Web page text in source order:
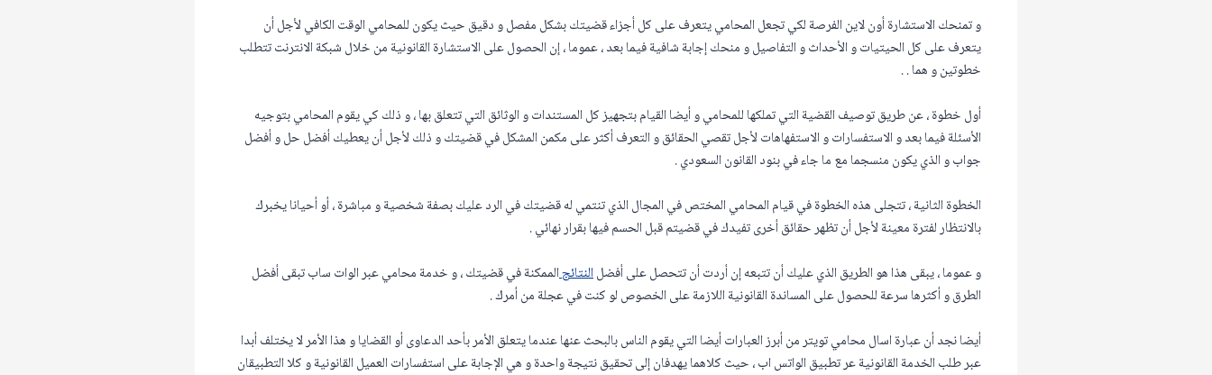
و تمنحك الاستشارة أون لاين الفرصة لكي تجعل المحامي يتعرف على كل أجزاء قضيتك بشكل مفصل و دقيق حيث يكون للمحامي الوقت الكافي لأجل أن
يتعرف على كل الحيتيات و الأحداث و التفاصيل و منحك إجابة شافية فيما بعد ، عموما ، إن الحصول على الاستشارة القانونية من خلال شبكة الانترنت تتطلب
خطوتين و هما . .
أول خطوة ، عن طريق توصيف القضية التي تملكها للمحامي و أيضا القيام بتجهيز كل المستندات و الوثائق التي تتعلق بها ، و ذلك كي يقوم المحامي بتوجيه
الأسئلة فيما بعد و الاستفسارات و الاستفهاهات لأجل تقصي الحقائق و التعرف أكثر على مكمن المشكل في قضيتك و ذلك لأجل أن يعطيك أفضل حل و أفضل
جواب و الذي يكون منسجما مع ما جاء في بنود القانون السعودي .
الخطوة الثانية ، تتجلى هذه الخطوة في قيام المحامي المختص في المجال الذي تنتمي له قضيتك في الرد عليك بصفة شخصية و مباشرة ، أو أحيانا يخبرك
بالانتظار لفترة معينة لأجل أن تظهر حقائق أخرى تفيدك في قضيتم قبل الحسم فيها بقرار نهائي .
و عموما ، يبقى هذا هو الطريق الذي عليك أن تتبعه إن أردت أن تتحصل على أفضلالنتائجالممكنة في قضيتك ، و خدمة محامي عبر الوات ساب تبقى أفضل
الطرق و أكثرها سرعة للحصول على المساندة القانونية اللازمة على الخصوص لو كنت في عجلة من أمرك .
أيضا نجد أن عبارة اسال محامي تويتر من أبرز العبارات أيضا التي يقوم الناس بالبحث عنها عندما يتعلق الأمر بأحد الدعاوى أو القضايا و هذا الأمر لا يختلف أبدا
عبر طلب الخدمة القانونية عر تطبيق الواتس اب ، حيث كلاهما يهدفان إلى تحقيق نتيجة واحدة و هي الإجابة على استفسارات العميل القانونية و كلا التطبيقان